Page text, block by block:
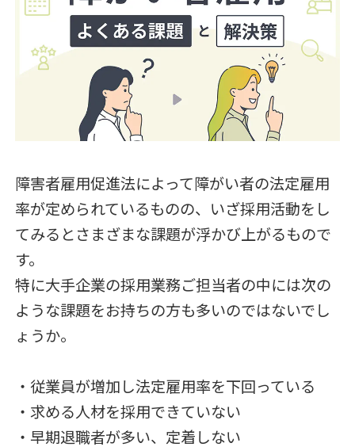
障害者雇用促進法によって障がい者の法定雇用
率が定められているものの、いざ採用活動をし
てみるとさまざまな課題が浮かび上がるもので
す。
特に大手企業の採用業務ご担当者の中には次の
ような課題をお持ちの方も多いのではないでし
ょうか。
・従業員が増加し法定雇用率を下回っている
・求める人材を採用できていない
・早期退職者が多い、定着しない